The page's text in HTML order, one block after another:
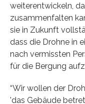
weiterentwickeln,
zusammenfalten
sie in Zukunft
dass die Drohne in
nach vermissten
für die Bergung
“Wir wollen der
'das Gebäude